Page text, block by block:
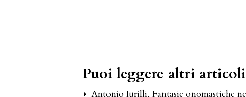
Puoi leggere altri
Antonio Iurilli,Fantasie onomastiche